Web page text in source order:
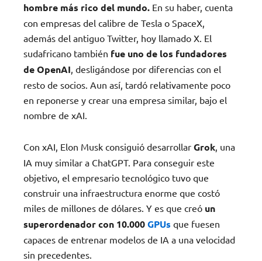
hombre más rico del mundo. En su haber, cuenta
con empresas del calibre de Tesla o SpaceX,
además del antiguo Twitter, hoy llamado X. El
sudafricano también fue uno de los fundadores
de OpenAI , desligándose por diferencias con el
resto de socios. Aun así, tardó relativamente poco
en reponerse y crear una empresa similar, bajo el
nombre de xAI.
Con xAI, Elon Musk consiguió desarrollar Grok , una
IA muy similar a ChatGPT. Para conseguir este
objetivo, el empresario tecnológico tuvo que
construir una infraestructura enorme que costó
miles de millones de dólares. Y es que creó un
superordenador con 10.000GPUs que fuesen
capaces de entrenar modelos de IA a una velocidad
sin precedentes.